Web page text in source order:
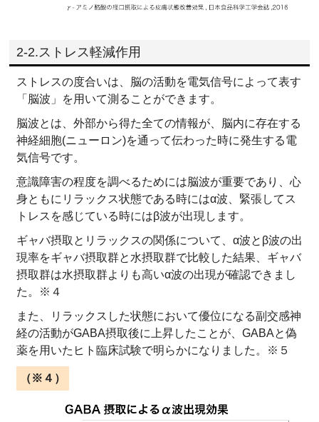
2-2.ストレス軽減作用
ストレスの度合いは、脳の活動を電気信号によって表す
「脳波」を用いて測ることができます。
脳波とは、外部から得た全ての情報が、脳内に存在する
神経細胞(ニューロン)を通って伝わった時に発生する電
気信号です。
意識障害の程度を調べるためには脳波が重要であり、心
身ともにリラックス状態である時にはα波、緊張してス
トレスを感じている時にはβ波が出現します。
ギャバ摂取とリラックスの関係について、α波とβ波の出
現率をギャバ摂取群と水摂取群で比較した結果、ギャバ
摂取群は水摂取群よりも高いα波の出現が確認できまし
た。※４
また、リラックスした状態において優位になる副交感神
経の活動がGABA摂取後に上昇したことが、GABAと偽
薬を用いたヒト臨床試験で明らかになりました。※５
（※４）